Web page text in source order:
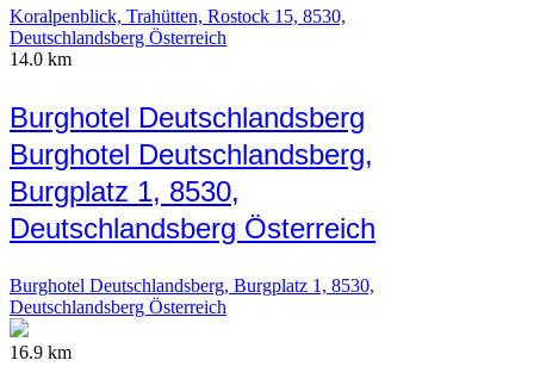
Koralpenblick, Trahütten, Rostock 15, 8530,
Deutschlandsberg Österreich
14.0 km
Burghotel Deutschlandsberg
Burghotel Deutschlandsberg,
Burgplatz 1, 8530,
Deutschlandsberg Österreich
Burghotel Deutschlandsberg, Burgplatz 1, 8530,
Deutschlandsberg Österreich
16.9 km